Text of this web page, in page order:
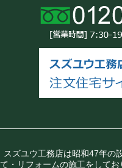
スズユウ工務店は昭和47年の
て・リフォームの施工をして